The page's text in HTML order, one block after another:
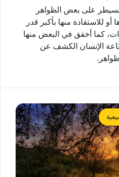
يسيطر على بعض الظواهر
أو للاستفادة منها بأكبر قدر
كما أخفق في البعض منها
الإنسان الكشف عن